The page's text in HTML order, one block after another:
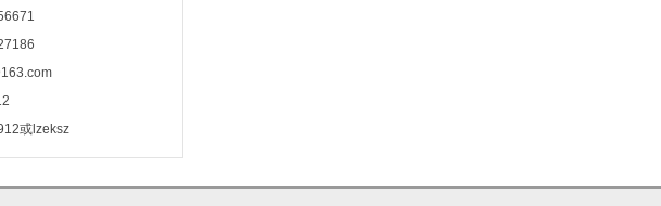
或lzeksz